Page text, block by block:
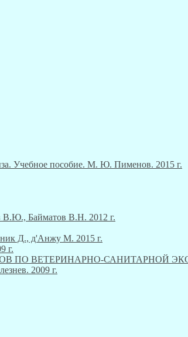
Учебное пособие. М. Ю. Пименов. 2015 г.
В.Ю., Байматов В.Н. 2012 г.
Д., д'Анжу М. 2015 г.
г.
ПО ВЕТЕРИНАРНО-САНИТАРНОЙ
2009 г.